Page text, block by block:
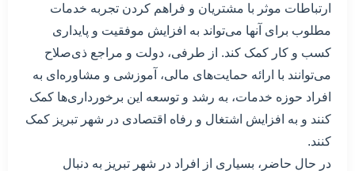
ارتباطات موثر با مشتریان و فراهم کردن تجربه خدمات
مطلوب برای آنها می‌تواند به افزایش موفقیت و پایداری
کسب و کار کمک کند. از طرفی، دولت و مراجع ذی‌صلاح
می‌توانند با ارائه حمایت‌های مالی، آموزشی و مشاوره‌ای به
افراد حوزه خدمات، به رشد و توسعه این برخورداری‌ها کمک
کنند و به افزایش اشتغال و رفاه اقتصادی در شهر تبریز کمک
کنند.
در حال حاضر، بسیاری از افراد در شهر تبریز به دنبال